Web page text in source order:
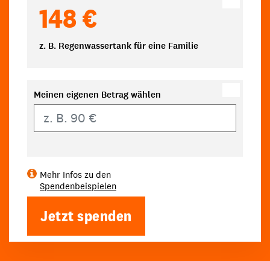
148 €
z. B. Regenwassertank für eine Familie
Meinen eigenen Betrag wählen
Mehr Infos zu den
Spendenbeispielen
Jetzt spenden